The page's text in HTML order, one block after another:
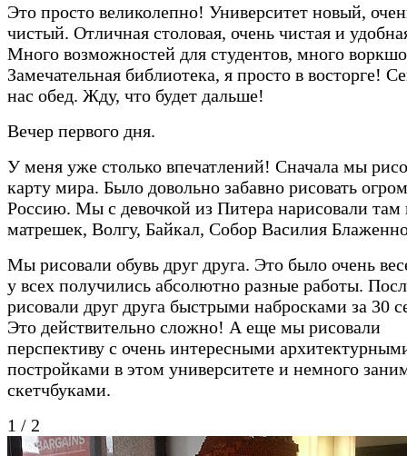
Это просто великолепно! Университет новый,
чистый. Отличная столовая, очень чистая и
Много возможностей для студентов, много
Замечательная библиотека, я просто в восторге!
нас обед. Жду, что будет дальше!
Вечер первого дня.
У меня уже столько впечатлений! Сначала мы
карту мира. Было довольно забавно рисовать
Россию. Мы с девочкой из Питера нарисовали там
матрешек, Волгу, Байкал, Собор Василия
Мы рисовали обувь друг друга. Это было очень
у всех получились абсолютно разные работы.
рисовали друг друга быстрыми набросками за 30
Это действительно сложно! А еще мы рисовали
перспективу с очень интересными
постройками в этом университете и немного
скетчбуками.
1 / 2